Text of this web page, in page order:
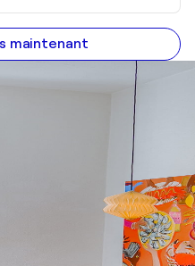
maintenant